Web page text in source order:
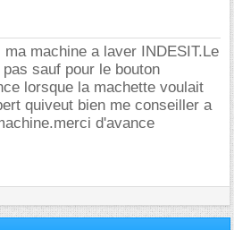
machine a laver INDESIT.Le
sauf pour le bouton
lorsque la machette voulait
quiveut bien me conseiller a
d'avance